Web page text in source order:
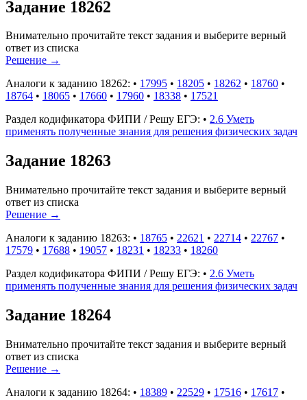
Задание 18262
Внимательно прочитайте текст задания и выберите верный
ответ из списка
Решение →
Аналоги к заданию 18262: • 17995 • 18205 • 18262 • 18760 •
18764 • 18065 • 17660 • 17960 • 18338 • 17521
Раздел кодификатора ФИПИ / Решу ЕГЭ: • 2.6 Уметь
применять полученные знания для решения физических задач
Задание 18263
Внимательно прочитайте текст задания и выберите верный
ответ из списка
Решение →
Аналоги к заданию 18263: • 18765 • 22621 • 22714 • 22767 •
17579 • 17688 • 19057 • 18231 • 18233 • 18260
Раздел кодификатора ФИПИ / Решу ЕГЭ: • 2.6 Уметь
применять полученные знания для решения физических задач
Задание 18264
Внимательно прочитайте текст задания и выберите верный
ответ из списка
Решение →
Аналоги к заданию 18264: • 18389 • 22529 • 17516 • 17617 •